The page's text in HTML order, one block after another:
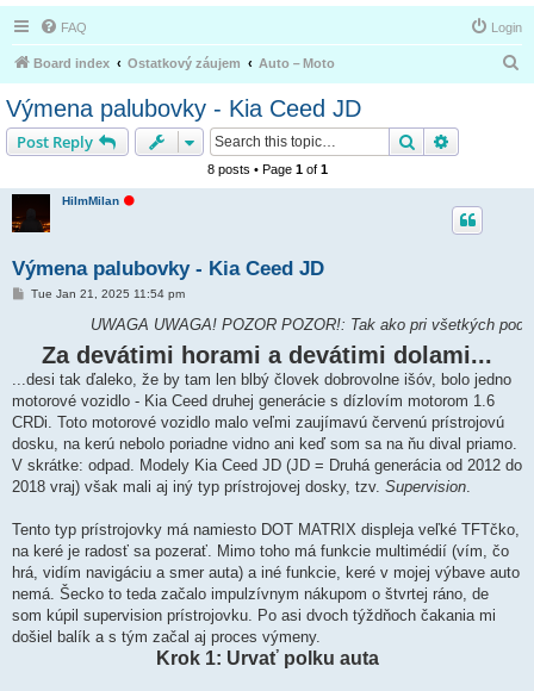
FAQ Login
Board index Ostatkový záujem Auto－Moto
Výmena palubovky - Kia Ceed JD
Post Reply Search
8 posts • Page 1of 1
HiImMilan
n
Výmena palubovky - Kia Ceed JD
PTue Jan 21, 2025 11:54 pm
UWAGA UWAGA! POZOR POZOR!: Tak ako pri všetkých podobných
Za devátimi horami a devátimi dolami...
...desi tak ďaleko, že by tam len blbý človek dobrovolne išóv, bolo jedno
motorové vozidlo - Kia Ceed druhej generácie s dízlovím motorom 1.6
CRDi. Toto motorové vozidlo malo veľmi zaujímavú červenú prístrojovú
dosku, na kerú nebolo poriadne vidno ani keď som sa na ňu dival priamo.
V skrátke: odpad. Modely Kia Ceed JD (JD = Druhá generácia od 2012 do
2018 vraj) však mali aj iný typ prístrojovej dosky, tzv. Supervision.
Tento typ prístrojovky má namiesto DOT MATRIX displeja veľké TFTčko,
na keré je radosť sa pozerať. Mimo toho má funkcie multimédií (vím, čo
hrá, vidím navigáciu a smer auta) a iné funkcie, keré v mojej výbave auto
nemá. Šecko to teda začalo impulzívnym nákupom o štvrtej ráno, de
som kúpil supervision prístrojovku. Po asi dvoch týždňoch čakania mi
došiel balík a s tým začal aj proces výmeny.
Krok 1: Urvať polku auta